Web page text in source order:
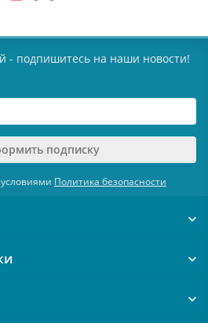
- подпишитесь на наши новости!
подписку
Политика безопасности